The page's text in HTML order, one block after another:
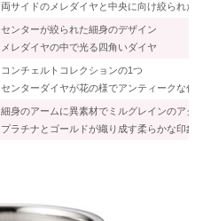
両サイドのメレダイヤと中央に向け絞られた
センターが絞られた細身のデザイン
メレダイヤの中で光る四角いダイヤ
コンチェルトコレクションの1つ
センターダイヤが花の様でアンティークな仕
細身のアームに異素材でミルグレインのアク
プラチナとゴールドが織り成す柔らかな印象